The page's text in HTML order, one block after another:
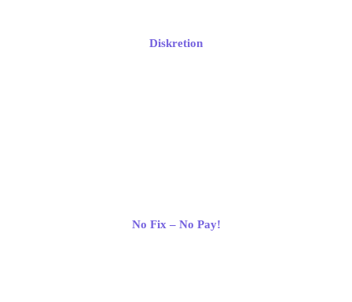
Diskretion
No Fix – No Pay!